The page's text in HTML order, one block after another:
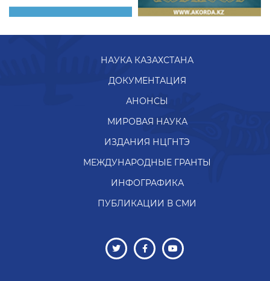
НАУКА КАЗАХСТАНА
ДОКУМЕНТАЦИЯ
АНОНСЫ
МИРОВАЯ НАУКА
ИЗДАНИЯ НЦГНТЭ
МЕЖДУНАРОДНЫЕ ГРАНТЫ
ИНФОГРАФИКА
ПУБЛИКАЦИИ В СМИ